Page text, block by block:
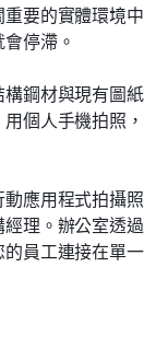
要的實體環境
停滯。
鋼材與現有圖
個人手機拍照
應用程式拍攝
理。辦公室透
員工連接在單